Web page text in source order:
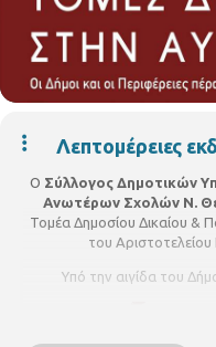
Λεπτομέρειες
Ο Σύλλογος Δημοτικών
Ανωτέρων Σχολών Ν.
Τομέα Δημοσίου Δικαίου &
του
Υπό την αιγίδα του